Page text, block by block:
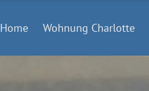
Home Wohnung Charlotte